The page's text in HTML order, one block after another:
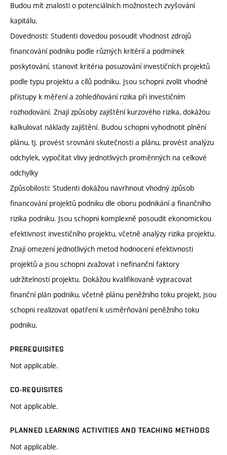
Budou mít znalosti o potenciálních možnostech zvyšování
kapitálu.
Dovednosti: Studenti dovedou posoudit vhodnost zdrojů
financování podniku podle různých kritérií a podmínek
poskytování, stanovit kritéria posuzování investičních projektů
podle typu projektu a cílů podniku. Jsou schopni zvolit vhodné
přístupy k měření a zohledňování rizika při investičním
rozhodování. Znají způsoby zajištění kurzového rizika, dokážou
kalkulovat náklady zajištění. Budou schopni vyhodnotit plnění
plánu, tj. provést srovnáni skutečnosti a plánu, provést analýzu
odchylek, vypočítat vlivy jednotlivých proměnných na celkové
odchylky
Způsobilosti: Studenti dokážou navrhnout vhodný způsob
financování projektů podniku dle oboru podnikání a finančního
rizika podniku. Jsou schopni komplexně posoudit ekonomickou
efektivnost investičního projektu, včetně analýzy rizika projektu.
Znají omezení jednotlivých metod hodnocení efektivnosti
projektů a jsou schopni zvažovat i nefinanční faktory
udržitelnosti projektu. Dokážou kvalifikovaně vypracovat
finanční plán podniku, včetně plánu peněžního toku projekt, jsou
schopni realizovat opatření k usměrňování peněžního toku
podniku.
PREREQUISITES
Not applicable.
CO-REQUISITES
Not applicable.
PLANNED LEARNING ACTIVITIES AND TEACHING METHODS
Not applicable.